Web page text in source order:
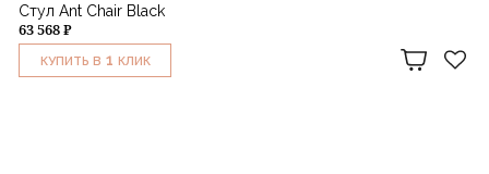
Стул Ant Chair Black
63 568 ₽
КУПИТЬ В 1 КЛИК